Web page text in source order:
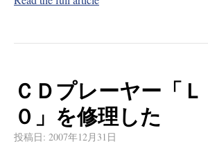
ＣＤプレーヤー「Ｌ
０」を修理した
投稿日: 2007年12月31日